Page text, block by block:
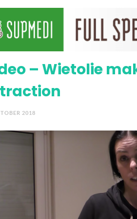
Video – Zo maak je
– Wietolie
2018